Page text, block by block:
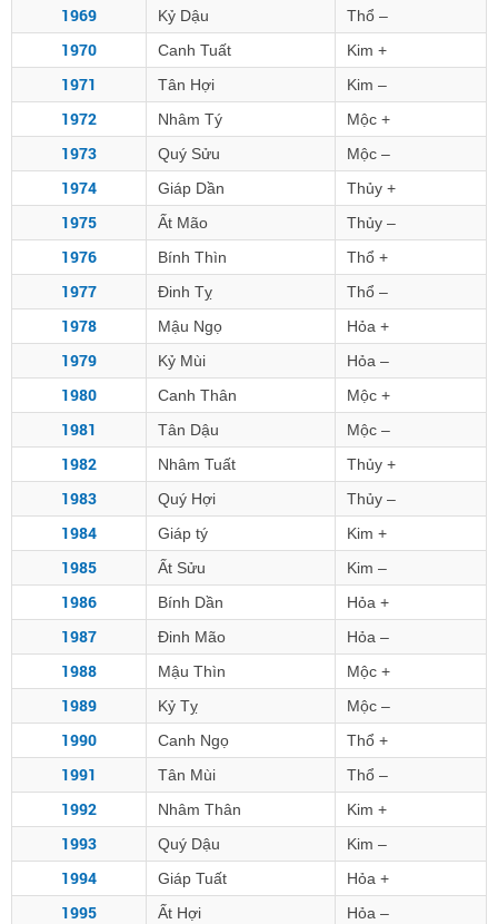
1969 Kỷ Dậu Thổ –
1970 Canh Tuất Kim +
1971 Tân Hợi Kim –
1972 Nhâm Tý Mộc +
1973 Quý Sửu Mộc –
1974 Giáp Dần Thủy +
1975 Ất Mão Thủy –
1976 Bính Thìn Thổ +
1977 Đinh Tỵ Thổ –
1978 Mậu Ngọ Hỏa +
1979 Kỷ Mùi Hỏa –
1980 Canh Thân Mộc +
1981 Tân Dậu Mộc –
1982 Nhâm Tuất Thủy +
1983 Quý Hợi Thủy –
1984 Giáp tý Kim +
1985 Ất Sửu Kim –
1986 Bính Dần Hỏa +
1987 Đinh Mão Hỏa –
1988 Mậu Thìn Mộc +
1989 Kỷ Tỵ Mộc –
1990 Canh Ngọ Thổ +
1991 Tân Mùi Thổ –
1992 Nhâm Thân Kim +
1993 Quý Dậu Kim –
1994 Giáp Tuất Hỏa +
1995 Ất Hợi Hỏa –